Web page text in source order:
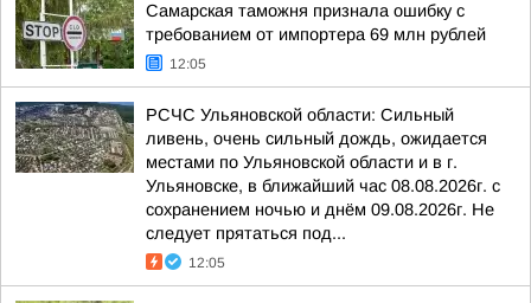
Самарская таможня признала ошибку с
требованием от импортера 69 млн рублей
12:05
РСЧС Ульяновской области: Сильный
ливень, очень сильный дождь, ожидается
местами по Ульяновской области и в г.
Ульяновске, в ближайший час 08.08.2026г. с
сохранением ночью и днём 09.08.2026г. Не
следует прятаться под...
12:05